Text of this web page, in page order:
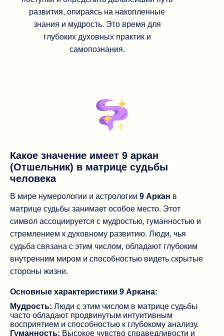
развития, опираясь на накопленные
знания и мудрость. Это время для
глубоких духовных практик и
самопознания.
Какое значение имеет 9 аркан
(Отшельник) в матрице судьбы
человека
В мире нумерологии и астрологии 9 Аркан в
матрице судьбы занимает особое место. Этот
символ ассоциируется с мудростью, гуманностью и
стремлением к духовному развитию. Люди, чья
судьба связана с этим числом, обладают глубоким
внутренним миром и способностью видеть скрытые
стороны жизни.
Основные характеристики 9 Аркана:
Мудрость: Люди с этим числом в матрице судьбы
часто обладают продвинутым интуитивным
восприятием и способностью к глубокому анализу.
Гуманность: Высокое чувство справедливости и